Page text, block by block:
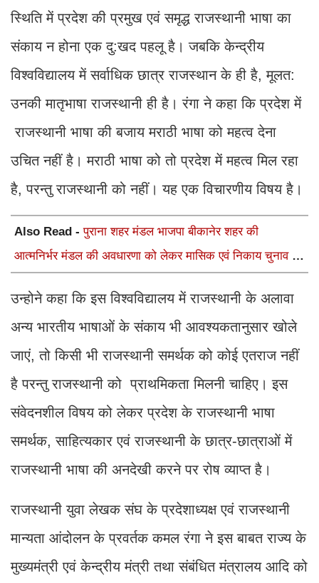
स्थिति में प्रदेश की प्रमुख एवं समृद्ध राजस्थानी भाषा का
संकाय न होना एक दु:खद पहलू है। जबकि केन्द्रीय
विश्वविद्यालय में सर्वाधिक छात्र राजस्थान के ही है, मूलत:
उनकी मातृभाषा राजस्थानी ही है। रंगा ने कहा कि प्रदेश में
राजस्थानी भाषा की बजाय मराठी भाषा को महत्व देना
उचित नहीं है। मराठी भाषा को तो प्रदेश में महत्व मिल रहा
है, परन्तु राजस्थानी को नहीं। यह एक विचारणीय विषय है।
Also Read -पुराना शहर मंडल भाजपा बीकानेर शहर की
आत्मनिर्भर मंडल की अवधारणा को लेकर मासिक एवं निकाय चुनाव की
उन्होने कहा कि इस विश्वविद्यालय में राजस्थानी के अलावा
अन्य भारतीय भाषाओं के संकाय भी आवश्यकतानुसार खोले
जाएं, तो किसी भी राजस्थानी समर्थक को कोई एतराज नहीं
है परन्तु राजस्थानी को प्राथमिकता मिलनी चाहिए। इस
संवेदनशील विषय को लेकर प्रदेश के राजस्थानी भाषा
समर्थक, साहित्यकार एवं राजस्थानी के छात्र-छात्राओं में
राजस्थानी भाषा की अनदेखी करने पर रोष व्याप्त है।
राजस्थानी युवा लेखक संघ के प्रदेशाध्यक्ष एवं राजस्थानी
मान्यता आंदोलन के प्रवर्तक कमल रंगा ने इस बाबत राज्य के
मुख्यमंत्री एवं केन्द्रीय मंत्री तथा संबंधित मंत्रालय आदि को